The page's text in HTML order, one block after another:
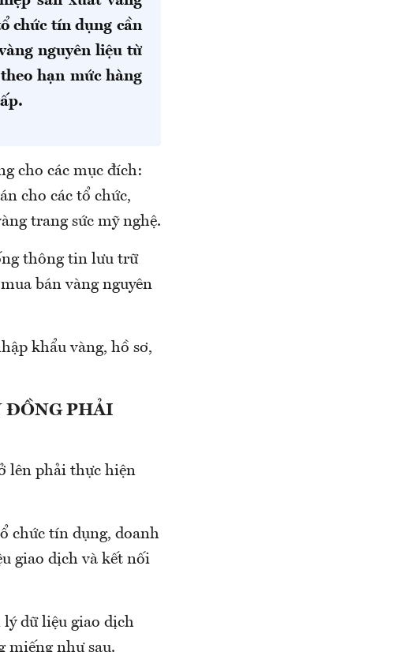
chức tín dụng cần
nguyên liệu từ
hạn mức hàng
cho các mục đích:
cho các tổ chức,
trang sức mỹ nghệ.
thông tin lưu trữ
bán vàng nguyên
khẩu vàng, hồ sơ,
ĐỒNG PHẢI
lên phải thực hiện
chức tín dụng, doanh
giao dịch và kết nối
dữ liệu giao dịch
miếng như sau.